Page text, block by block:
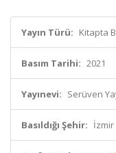
Yayın Türü: Kitapta
Basım Tarihi: 2021
Yayınevi: Serüven
Basıldığı Şehir: İzmir